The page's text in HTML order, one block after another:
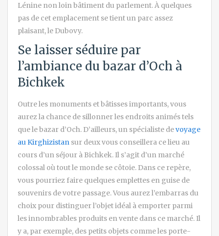
Lénine non loin bâtiment du parlement. À quelques
pas de cet emplacement se tient un parc assez
plaisant, le Dubovy.
Se laisser séduire par
l’ambiance du bazar d’Och à
Bichkek
Outre les monuments et bâtisses importants, vous
aurez la chance de sillonner les endroits animés tels
que le bazar d’Och. D’ailleurs, un spécialiste devoyage
au Kirghizistan sur deux vous conseillera ce lieu au
cours d’un séjour à Bichkek. Il s’agit d’un marché
colossal où tout le monde se côtoie. Dans ce repère,
vous pourriez faire quelques emplettes en guise de
souvenirs de votre passage. Vous aurez l’embarras du
choix pour distinguer l’objet idéal à emporter parmi
les innombrables produits en vente dans ce marché. Il
y a, par exemple, des petits objets comme les porte-